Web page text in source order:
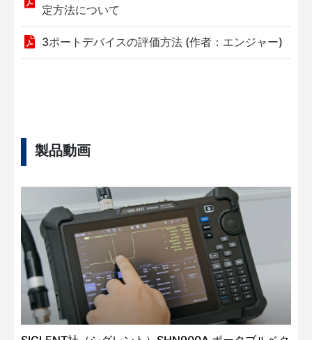
定方法について
3ポートデバイスの評価方法 (作者：エンジャー)
製品動画